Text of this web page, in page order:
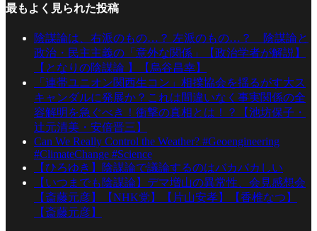
最もよく見られた投稿
陰謀論は、右派のもの…？ 左派のもの…？ 陰謀論と
政治・民主主義の「意外な関係」【政治学者が解説】
【となりの陰謀論 】【烏谷昌幸】
「連帯ユニオン関西生コン」相撲協会を揺るがす大ス
キャンダルに発展か？これは間違いなく事実関係の全
容解明を急ぐべき！衝撃の真相とは！？【池坊保子・
辻元清美・安倍晋三】
Can We Really Control the Weather? #Geoengineering
#ClimateChange #Science
【ひろゆき】陰謀論で議論するのはバカバカしい
【いつまでも陰謀論】デマ増山の異常性、会見感想会
【斎藤元彦】【NHK党】【片山安孝】【香椎なつ】
【斎藤元彦】